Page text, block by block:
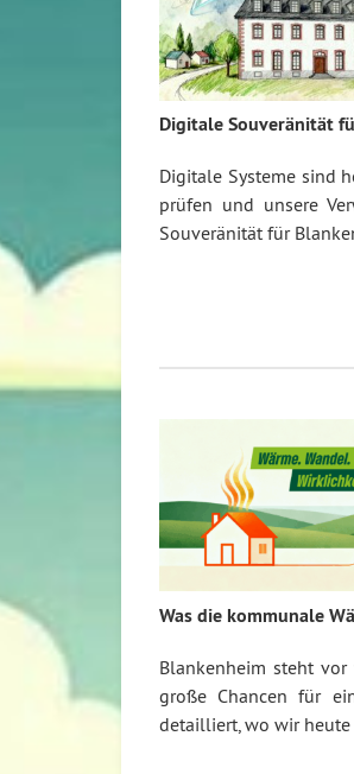
Digitale Souveränität
Digitale Systeme sind
prüfen und unsere
Souveränität für
Was die kommunale
Blankenheim steht vor
große Chancen für
detailliert, wo wir heute